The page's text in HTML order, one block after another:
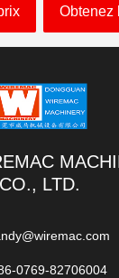
prennent
Obtenez
CO., LTD.
0769-82706004